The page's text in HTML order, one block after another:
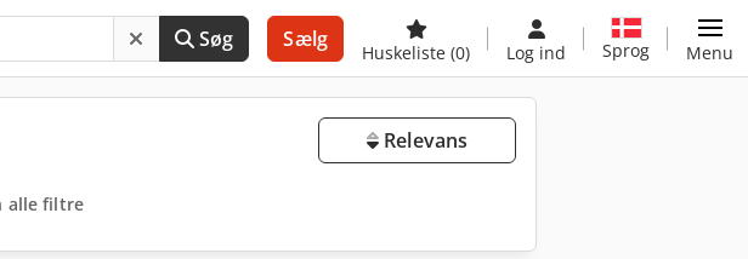
Søg Sælg
Huskeliste (0) Log ind Sprog Menu
Relevans
alle filtre